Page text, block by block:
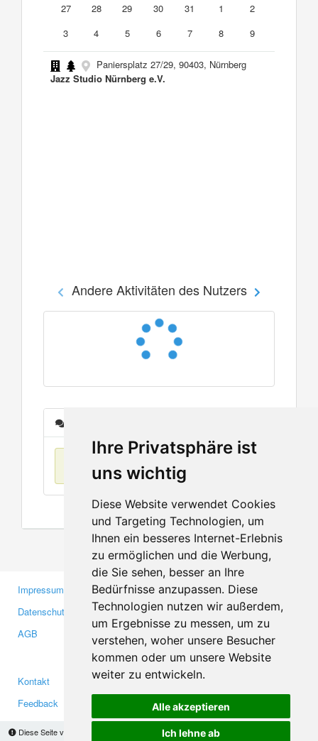
Ihre Privatsphäre ist
uns wichtig
Diese Website verwendet Cookies
und Targeting Technologien, um
Ihnen ein besseres Internet-Erlebnis
zu ermöglichen und die Werbung,
die Sie sehen, besser an Ihre
Bedürfnisse anzupassen. Diese
Technologien nutzen wir außerdem,
um Ergebnisse zu messen, um zu
verstehen, woher unsere Besucher
kommen oder um unsere Website
weiter zu entwickeln.
Alle akzeptieren
Ich lehne ab
Diese Seite verwendet Cookies, um Informationen auf Ihrem Computer zu speichern.
27
28 29 30 31 1
2
3
4 5 6 7 8 9
Paniersplatz 27/29, 90403, Nürnberg
Jazz Studio Nürnberg e.V.
Andere Aktivitäten des Nutzers
Keine Einträge
Impressum
Datenschutzerklärung
AGB
Gewerbetreibende
Investoren
Medien
Kontakt
Feedback
Facebook
Twitter
YouTube